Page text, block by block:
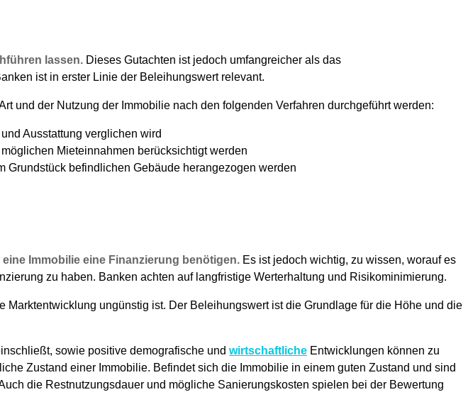
lassen. Dieses Gutachten ist jedoch umfangreicher als das
ist in erster Linie der Beleihungswert relevant.
und der Nutzung der Immobilie nach den folgenden Verfahren durchgeführt werden:
Ausstattung verglichen wird
Mieteinnahmen berücksichtigt werden
Grundstück befindlichen Gebäude herangezogen werden
Immobilie eine Finanzierung benötigen. Es ist jedoch wichtig, zu wissen, worauf es
zu haben. Banken achten auf langfristige Werterhaltung und Risikominimierung.
ungünstig ist. Der Beleihungswert ist die Grundlage für die Höhe und die
sowie positive demografische und wirtschaftliche Entwicklungen können zu
Zustand einer Immobilie. Befindet sich die Immobilie in einem guten Zustand und sind
die Restnutzungsdauer und mögliche Sanierungskosten spielen bei der Bewertung